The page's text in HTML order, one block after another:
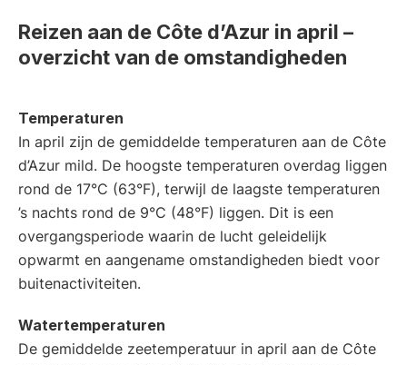
Reizen aan de Côte d’Azur in april –
overzicht van de omstandigheden
Temperaturen
In april zijn de gemiddelde temperaturen aan de Côte
d’Azur mild. De hoogste temperaturen overdag liggen
rond de 17°C (63°F), terwijl de laagste temperaturen
’s nachts rond de 9°C (48°F) liggen. Dit is een
overgangsperiode waarin de lucht geleidelijk
opwarmt en aangename omstandigheden biedt voor
buitenactiviteiten.
Watertemperaturen
De gemiddelde zeetemperatuur in april aan de Côte